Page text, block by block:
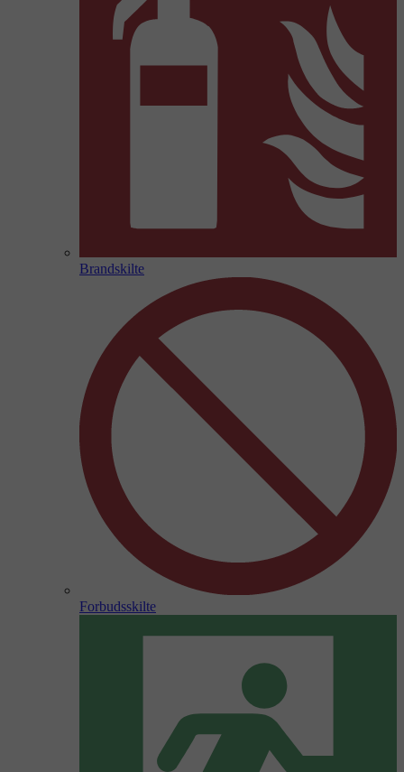
Brandskilte
Forbudsskilte